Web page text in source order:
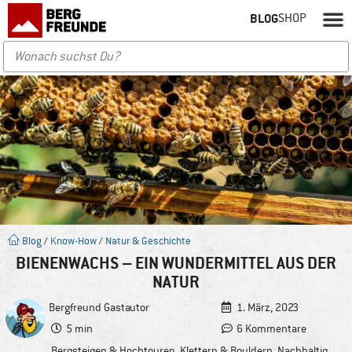
BLOGSHOP
Blog / Know-How/ Natur & Geschichte
BIENENWACHS – EIN WUNDERMITTEL AUS DER
NATUR
Bergfreund Gastautor
1. März, 2023
5 min
6 Kommentare